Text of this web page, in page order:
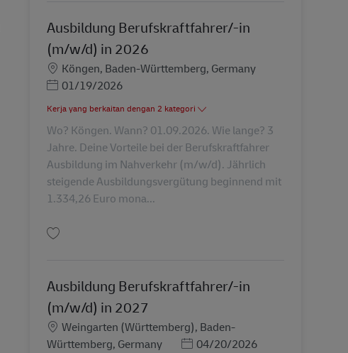
Ausbildung Berufskraftfahrer/-in
(m/w/d) in 2026
LokasiKöngen, Baden-Württemberg, Germany
Posted Date
01/19/2026
Kerja yang berkaitan dengan 2 kategori
Wo? Köngen. Wann? 01.09.2026. Wie lange? 3
Jahre. Deine Vorteile bei der Berufskraftfahrer
Ausbildung im Nahverkehr (m/w/d). Jährlich
steigende Ausbildungsvergütung beginnend mit
1.334,26 Euro mona...
Ausbildung Berufskraftfahrer/-in
(m/w/d) in 2027
LokasiWeingarten (Württemberg), Baden-
Württemberg, Germany
Posted Date
04/20/2026